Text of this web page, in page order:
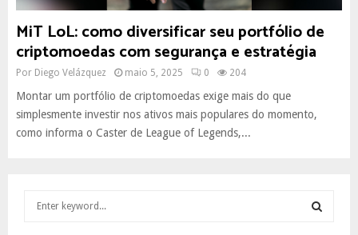
MiT LoL: como diversificar seu portfólio de
criptomoedas com segurança e estratégia
Por Diego Velázquez maio 5, 2025 0 204
Montar um portfólio de criptomoedas exige mais do que
simplesmente investir nos ativos mais populares do momento,
como informa o Caster de League of Legends,...